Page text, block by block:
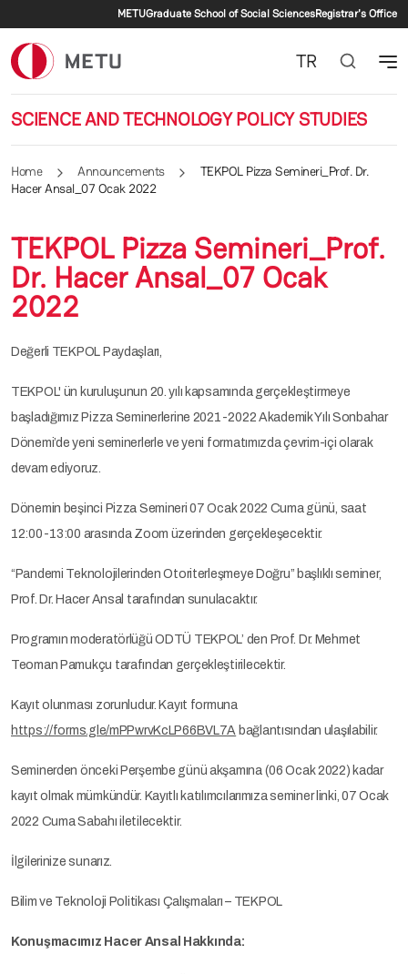
Skip to main contentSecondary menu
METUGraduate School of Social SciencesRegistrar's Office
SCIENCE AND TECHNOLOGY POLICY STUDIES
TR
Home Announcements
TEKPOL Pizza Semineri_Prof. Dr.
Hacer Ansal_07 Ocak 2022
TEKPOL Pizza Semineri_Prof.
Dr. Hacer Ansal_07 Ocak
2022
Değerli TEKPOL Paydaşları,
TEKPOL' ün kuruluşunun 20. yılı kapsamında gerçekleştirmeye
başladığımız Pizza Seminerlerine 2021-2022 Akademik Yılı Sonbahar
Dönemi’de yeni seminerlerle ve yeni formatımızda çevrim-içi olarak
devam ediyoruz.
Dönemin beşinci Pizza Semineri 07 Ocak 2022 Cuma günü, saat
12:00-13:00 arasında Zoom üzerinden gerçekleşecektir.
“Pandemi Teknolojilerinden Otoriterleşmeye Doğru” başlıklı seminer,
Prof. Dr. Hacer Ansal tarafından sunulacaktır.
Programın moderatörlüğü ODTÜ TEKPOL’ den Prof. Dr. Mehmet
Teoman Pamukçu tarafından gerçekleştirilecektir.
Kayıt olunması zorunludur. Kayıt formuna
https://forms.gle/mPPwrvKcLP66BVL7A bağlantısından ulaşılabilir.
Seminerden önceki Perşembe günü akşamına (06 Ocak 2022) kadar
kayıt olmak mümkündür. Kayıtlı katılımcılarımıza seminer linki, 07 Ocak
2022 Cuma Sabahı iletilecektir.
İlgilerinize sunarız.
Bilim ve Teknoloji Politikası Çalışmaları – TEKPOL
Konuşmacımız Hacer Ansal Hakkında: